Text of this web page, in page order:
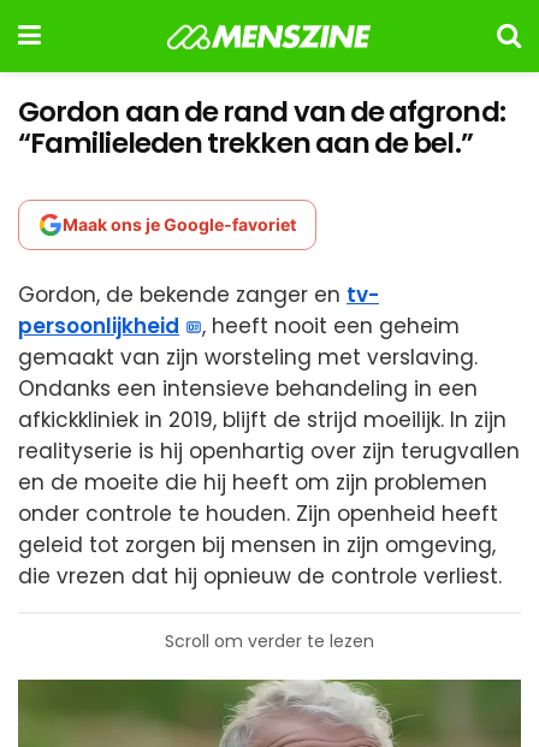
Gordon aan de rand van de afgrond:
“Familieleden trekken aan de bel.”
Maak ons je Google-favoriet
Gordon, de bekende zanger en tv-
persoonlijkheid
, heeft nooit een geheim
gemaakt van zijn worsteling met verslaving.
Ondanks een intensieve behandeling in een
afkickkliniek in 2019, blijft de strijd moeilijk. In zijn
realityserie is hij openhartig over zijn terugvallen
en de moeite die hij heeft om zijn problemen
onder controle te houden. Zijn openheid heeft
geleid tot zorgen bij mensen in zijn omgeving,
die vrezen dat hij opnieuw de controle verliest.
Scroll om verder te lezen